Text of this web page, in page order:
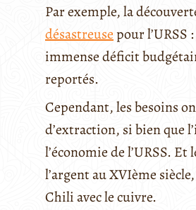
Par exemple, la
désastreusepour l’URSS
immense déficit
reportés.
Cependant, les besoins
d’extraction, si bien que
l’économie de l’URSS.
l’argent au XVIème
Chili avec le cuivre.